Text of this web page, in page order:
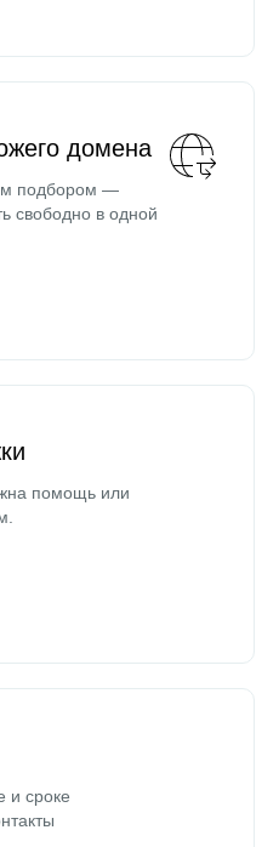
домена
подбором —
свободно в одной
помощь или
и сроке